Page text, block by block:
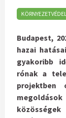
Budapest,
hazai
gyakoribb
rónak a
projektben